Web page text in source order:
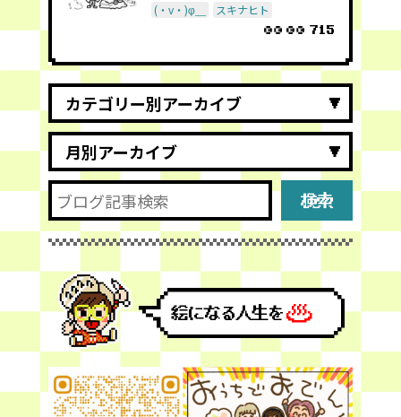
(・v・)φ＿ スキナヒト
715